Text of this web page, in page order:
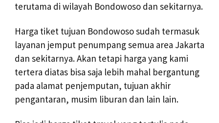
terutama di wilayah Bondowoso dan sekitarnya.
Harga tiket tujuan Bondowoso sudah termasuk
layanan jemput penumpang semua area Jakarta
dan sekitarnya. Akan tetapi harga yang kami
tertera diatas bisa saja lebih mahal bergantung
pada alamat penjemputan, tujuan akhir
pengantaran, musim liburan dan lain lain.